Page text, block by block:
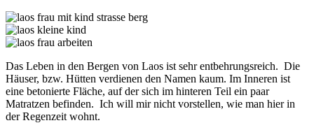
Das Leben in den Bergen von Laos ist sehr entbehrungsreich. Die
Häuser, bzw. Hütten verdienen den Namen kaum. Im Inneren ist
eine betonierte Fläche, auf der sich im hinteren Teil ein paar
Matratzen befinden. Ich will mir nicht vorstellen, wie man hier in
der Regenzeit wohnt.